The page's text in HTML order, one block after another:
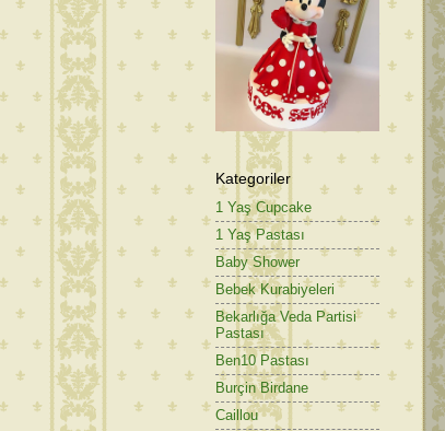
Kategoriler
1 Yaş Cupcake
1 Yaş Pastası
Baby Shower
Bebek Kurabiyeleri
Bekarlığa Veda Partisi
Pastası
Ben10 Pastası
Burçin Birdane
Caillou